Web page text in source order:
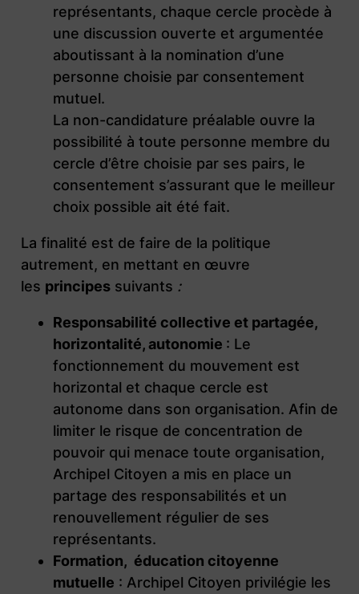
représentants, chaque cercle procède à
une discussion ouverte et argumentée
aboutissant à la nomination d’une
personne choisie par consentement
mutuel.
La non-candidature préalable ouvre la
possibilité à toute personne membre du
cercle d’être choisie par ses pairs, le
consentement s’assurant que le meilleur
choix possible ait été fait.
La finalité est de faire de la politique
autrement, en mettant en œuvre
les principessuivants :
Responsabilité collective et partagée,
horizontalité, autonomie : Le
fonctionnement du mouvement est
horizontal et chaque cercle est
autonome dans son organisation. Afin de
limiter le risque de concentration de
pouvoir qui menace toute organisation,
Archipel Citoyen a mis en place un
partage des responsabilités et un
renouvellement régulier de ses
représentants.
Formation, éducation citoyenne
mutuelle : Archipel Citoyen privilégie les